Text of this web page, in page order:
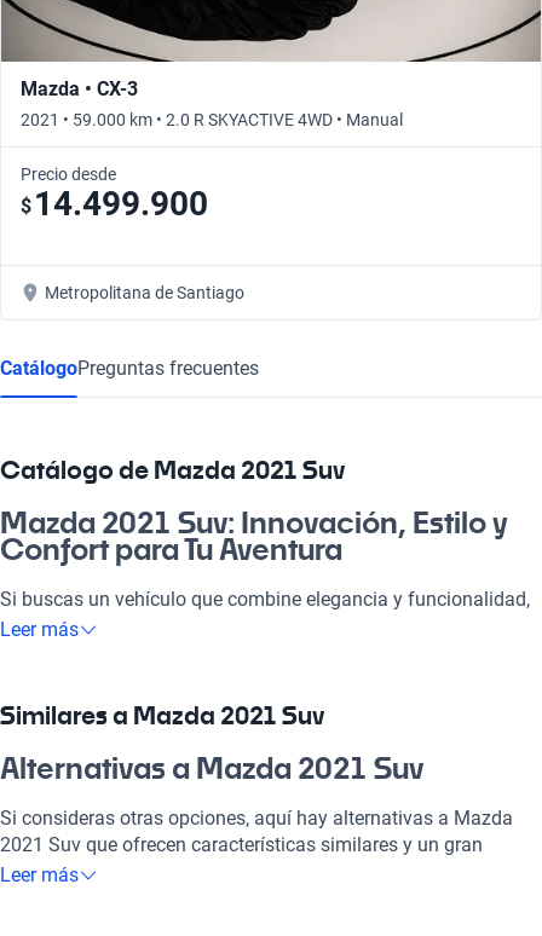
Mazda • CX-3
2021 • 59.000 km • 2.0 R SKYACTIVE 4WD • Manual
Precio desde
$ 14.499.900
Metropolitana de Santiago
CatálogoPreguntas frecuentes
Catálogo de Mazda 2021 Suv
Mazda 2021 Suv: Innovación, Estilo y
Confort para Tu Aventura
Si buscas un vehículo que combine elegancia y funcionalidad,
los Mazda 2021 Suv son la opción ideal para ti. Con su diseño
escapada familiar. Su versatilidad se adapta a tus necesidades
diarias y ofrece una experiencia única al volante. Además, la
tecnología y la seguridad avanzadas hacen que cada trayecto
sea más placentero y seguro. No te arrepentirás de elegir un
Mazda 2021 Suv, ¡será la mejor decisión!
¿Por qué elegir Mazda 2021 Suv?
Leer más
Similares a Mazda 2021 Suv
Alternativas a Mazda 2021 Suv
Si consideras otras opciones, aquí hay alternativas a Mazda
2021 Suv que ofrecen características similares y un gran
rendimiento.
Leer más